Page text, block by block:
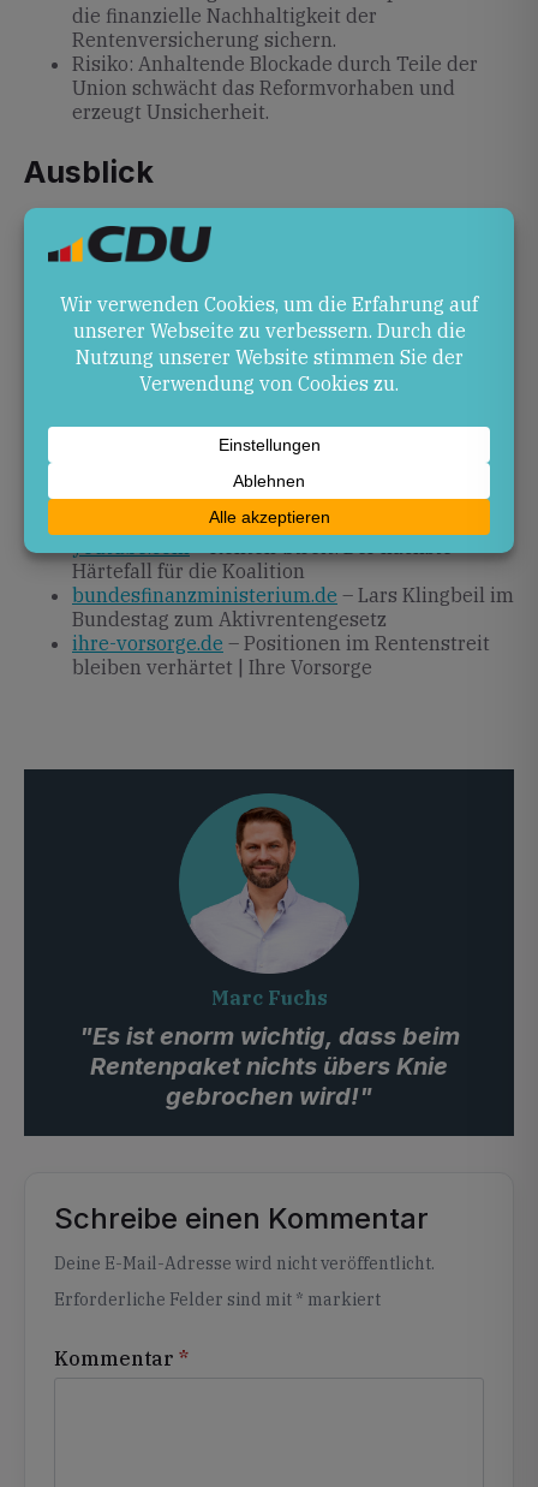
die finanzielle Nachhaltigkeit der
Rentenversicherung sichern.
Risiko: Anhaltende Blockade durch Teile der
Union schwächt das Reformvorhaben und
erzeugt Unsicherheit.
Ausblick
Entscheidend wird die Beratung im
Koalitionsausschuss sein. Die Koalitionspartner sind
das Reformprojekt voranzubringen. Geduld bleibt
gefragt, bis die Fronten sich lockern.
– Rentenreform: Worum es im
Streit mit der Jungen Union geht
handelsblatt.com– Rentenstreit: Merz bleibt bei
seiner Position – und gibt ein …
youtube.com– Renten-Streit: Der nächste
Härtefall für die Koalition
bundesfinanzministerium.de – Lars Klingbeil im
Bundestag zum Aktivrentengesetz
ihre-vorsorge.de – Positionen im Rentenstreit
bleiben verhärtet | Ihre Vorsorge
Marc Fuchs
"Es ist enorm wichtig, dass beim
Rentenpaket nichts übers Knie
gebrochen wird!"
Schreibe einen Kommentar
Deine E-Mail-Adresse wird nicht veröffentlicht.
Erforderliche Felder sind mit * markiert
Kommentar *
Alternative: